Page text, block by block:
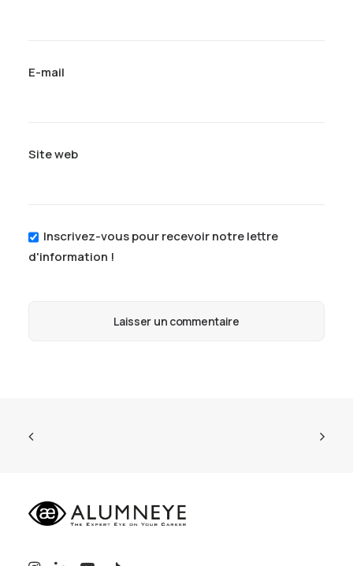
E-mail
Site web
Inscrivez-vous pour recevoir notre lettre
d'information !